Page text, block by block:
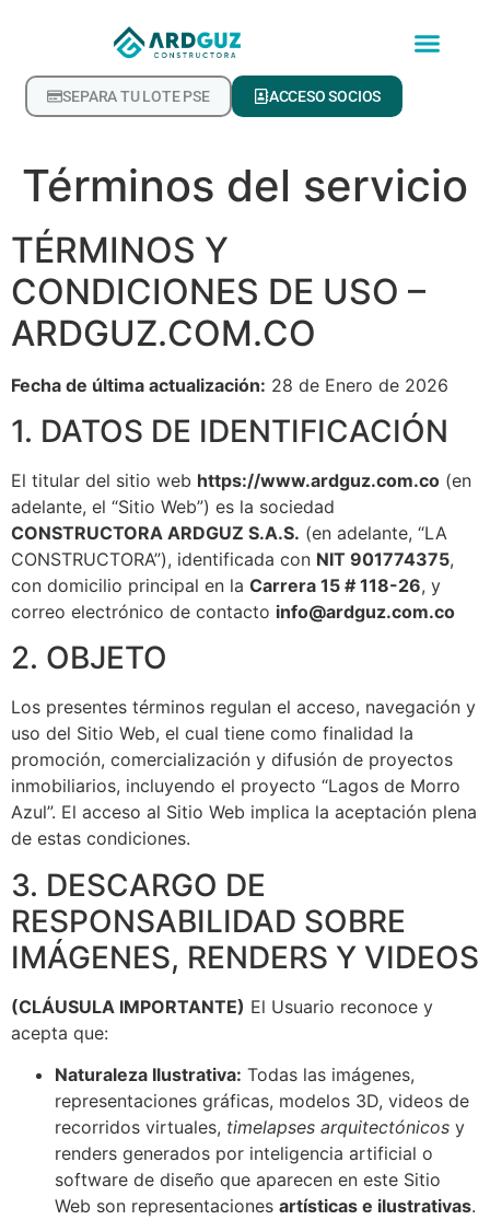
SEPARA TU LOTE PSE ACCESO SOCIOS
Términos del servicio
TÉRMINOS Y
CONDICIONES DE USO –
ARDGUZ.COM.CO
Fecha de última actualización: 28 de Enero de 2026
1. DATOS DE IDENTIFICACIÓN
El titular del sitio web https://www.ardguz.com.co (en
adelante, el “Sitio Web”) es la sociedad
CONSTRUCTORA ARDGUZ S.A.S. (en adelante, “LA
CONSTRUCTORA”), identificada con NIT 901774375,
con domicilio principal en la Carrera 15 # 118-26, y
correo electrónico de contacto info@ardguz.com.co
2. OBJETO
Los presentes términos regulan el acceso, navegación y
uso del Sitio Web, el cual tiene como finalidad la
promoción, comercialización y difusión de proyectos
inmobiliarios, incluyendo el proyecto “Lagos de Morro
Azul”. El acceso al Sitio Web implica la aceptación plena
de estas condiciones.
3. DESCARGO DE
RESPONSABILIDAD SOBRE
IMÁGENES, RENDERS Y VIDEOS
(CLÁUSULA IMPORTANTE) El Usuario reconoce y
acepta que:
Naturaleza Ilustrativa: Todas las imágenes,
representaciones gráficas, modelos 3D, videos de
recorridos virtuales, timelapses arquitectónicos y
renders generados por inteligencia artificial o
software de diseño que aparecen en este Sitio
Web son representaciones artísticas e ilustrativas.